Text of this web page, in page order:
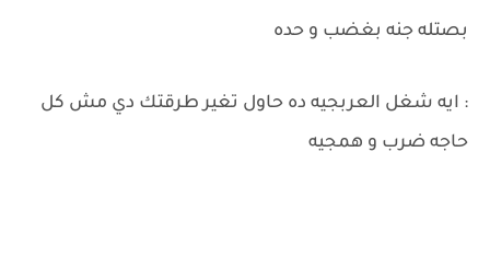
بصتله جنه بغضب و حده
: ايه شغل العربجيه ده حاول تغير طرقتك دي مش كل
حاجه ضرب و همجيه